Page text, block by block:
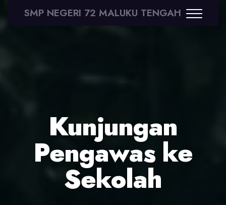
SMP NEGERI 72 MALUKU TENGAH
Kunjungan
Pengawas ke
Sekolah